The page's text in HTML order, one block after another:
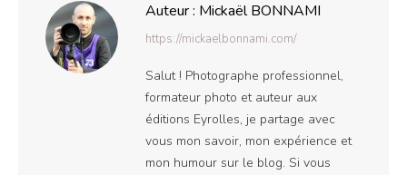
Auteur : Mickaël BONNAMI
https://mickaelbonnami.com/
Salut ! Photographe professionnel,
formateur photo et auteur aux
éditions Eyrolles, je partage avec
vous mon savoir, mon expérience et
mon humour sur le blog. Si vous